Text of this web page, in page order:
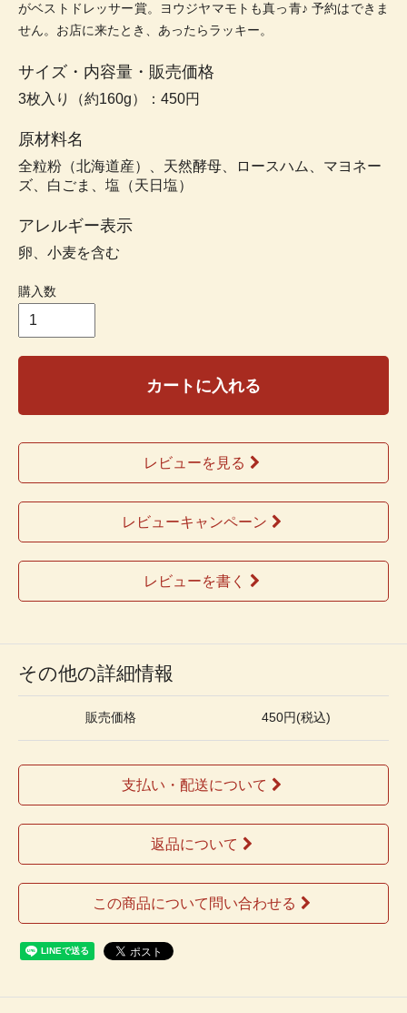
がベストドレッサー賞。ヨウジヤマモトも真っ青♪ 予約はできま
せん。お店に来たとき、あったらラッキー。
サイズ・内容量・販売価格
3枚入り（約160g）：450円
原材料名
全粒粉（北海道産）、天然酵母、ロースハム、マヨネー
ズ、白ごま、塩（天日塩）
アレルギー表示
卵、小麦を含む
購入数
カートに入れる
レビューを見る
レビューキャンペーン
レビューを書く
その他の詳細情報
販売価格 450円(税込)
支払い・配送について
返品について
この商品について問い合わせる